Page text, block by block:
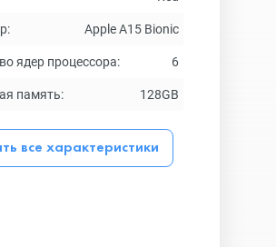
Apple A15 Bionic
ядер процессора: 6
память: 128GB
все характеристики